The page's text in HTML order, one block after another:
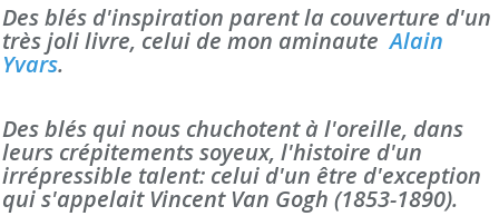
Des blés d'inspiration parent la couverture d'un
très joli livre, celui de mon aminauteAlain
Yvars.
Des blés qui nous chuchotent à l'oreille, dans
leurs crépitements soyeux, l'histoire d'un
irrépressible talent: celui d'un être d'exception
qui s'appelait Vincent Van Gogh (1853-1890).